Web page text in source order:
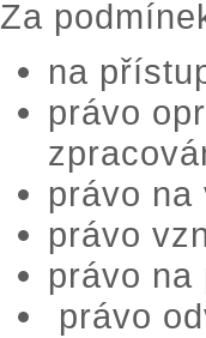
Za
na
právo
právo
právo
právo
právo